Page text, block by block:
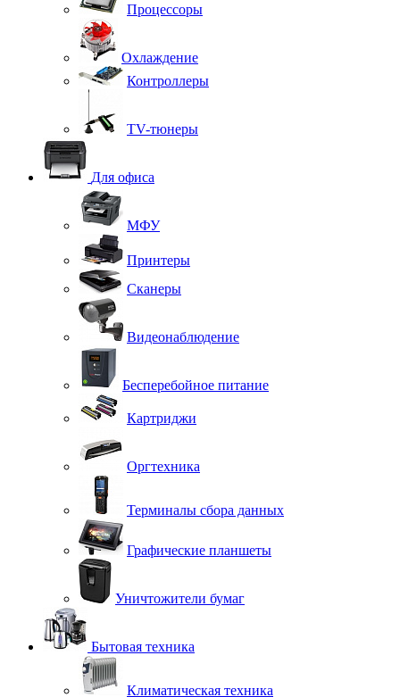
Процессоры
Охлаждение
Контроллеры
TV-тюнеры
Для офиса
МФУ
Принтеры
Сканеры
Видеонаблюдение
Бесперебойное питание
Картриджи
Оргтехника
Терминалы сбора данных
Графические планшеты
Уничтожители бумаг
Бытовая техника
Климатическая техника